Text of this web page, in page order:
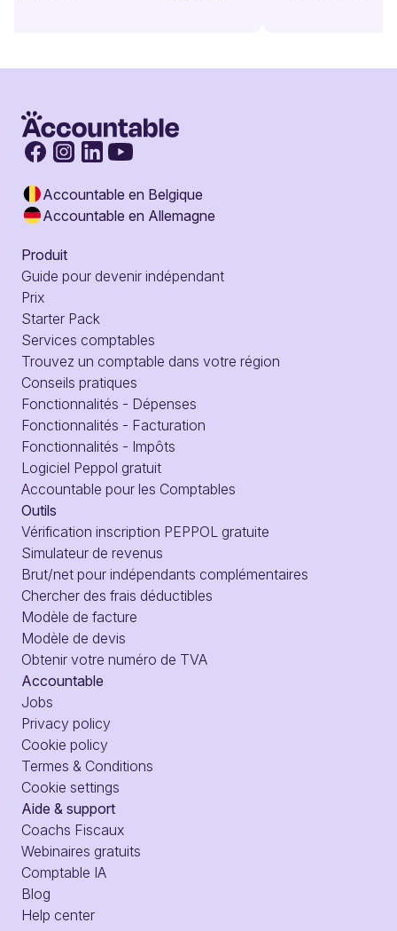
Accountable en Belgique
Accountable en Allemagne
Produit
Guide pour devenir indépendant
Prix
Starter Pack
Services comptables
Trouvez un comptable dans votre région
Conseils pratiques
Fonctionnalités - Dépenses
Fonctionnalités - Facturation
Fonctionnalités - Impôts
Logiciel Peppol gratuit
Accountable pour les Comptables
Outils
Vérification inscription PEPPOL gratuite
Simulateur de revenus
Brut/net pour indépendants complémentaires
Chercher des frais déductibles
Modèle de facture
Modèle de devis
Obtenir votre numéro de TVA
Accountable
Jobs
Privacy policy
Cookie policy
Termes & Conditions
Cookie settings
Aide & support
Coachs Fiscaux
Webinaires gratuits
Comptable IA
Blog
Help center